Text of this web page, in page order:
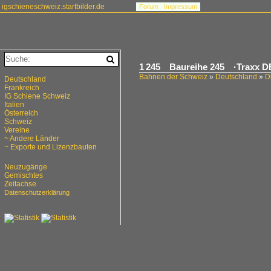
igschieneschweiz.startbilder.de Forum Impressum
1 245 Baureihe 245 ·Traxx
Bahnen der Schweiz » Deutschland »
Deutschland
Frankreich
IG Schiene Schweiz
Italien
Österreich
Schweiz
Vereine
~ Andere Länder
~ Exporte und Lizenzbauten
Neuzugänge
Gemischtes
Zeitachse
Datenschutzerklärung